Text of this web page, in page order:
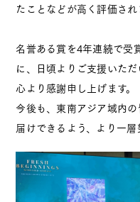
オ
公
たことなどが高く評価され
名誉ある賞を4年連続で受
に、日頃よりご支援いた
心より感謝申し上げます。
今後も、東南アジア域内
届けできるよう、より一層